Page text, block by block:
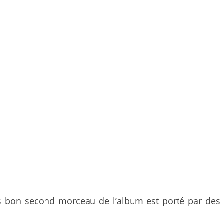
second morceau de l’album est porté par des